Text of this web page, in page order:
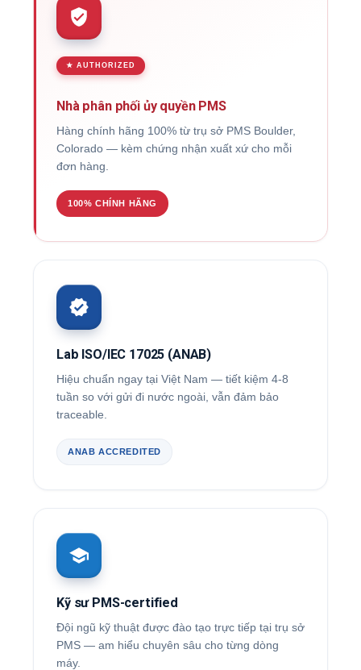
★ AUTHORIZED
Nhà phân phối ủy quyền PMS
Hàng chính hãng 100% từ trụ sở PMS Boulder,
Colorado — kèm chứng nhận xuất xứ cho mỗi
đơn hàng.
100% CHÍNH HÃNG
Lab ISO/IEC 17025 (ANAB)
Hiệu chuẩn ngay tại Việt Nam — tiết kiệm 4-8
tuần so với gửi đi nước ngoài, vẫn đảm bảo
traceable.
ANAB ACCREDITED
Kỹ sư PMS-certified
Đội ngũ kỹ thuật được đào tạo trực tiếp tại trụ sở
PMS — am hiểu chuyên sâu cho từng dòng
máy.